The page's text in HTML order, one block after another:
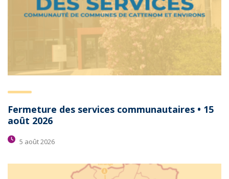
Fermeture des services communautaires • 15
août 2026
5 août 2026